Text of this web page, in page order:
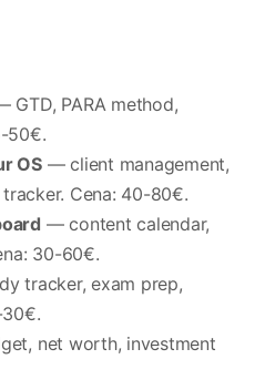
GTD, PARA method,
50€.
OS — client management,
Cena: 40-80€.
— content calendar,
30-60€.
tracker, exam prep,
30€.
net worth, investment